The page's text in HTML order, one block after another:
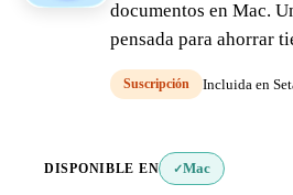
documentos en Mac.
pensada para ahorrar
Suscripción Incluida en
DISPONIBLE EN ✓Mac